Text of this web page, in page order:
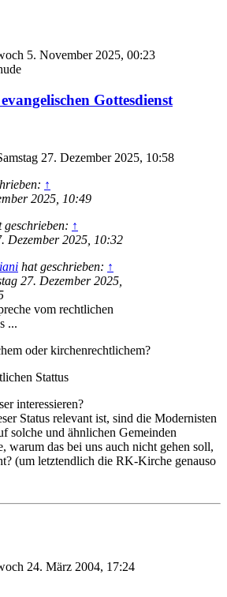
5. November 2025, 00:23
Gottesdienst
27. Dezember 2025, 10:58
↑
2025, 10:49
geschrieben: ↑
Dezember 2025, 10:32
hat geschrieben: ↑
27. Dezember 2025,
vom rechtlichen
...
oder kirchenrechtlichem?
Stattus
interessieren?
Status relevant ist, sind die Modernisten
solche und ähnlichen Gemeinden
warum das bei uns auch nicht gehen soll,
(um letztendlich die RK-Kirche genauso
24. März 2004, 17:24